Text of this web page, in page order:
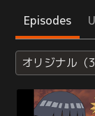
Episodes
オリジナル（